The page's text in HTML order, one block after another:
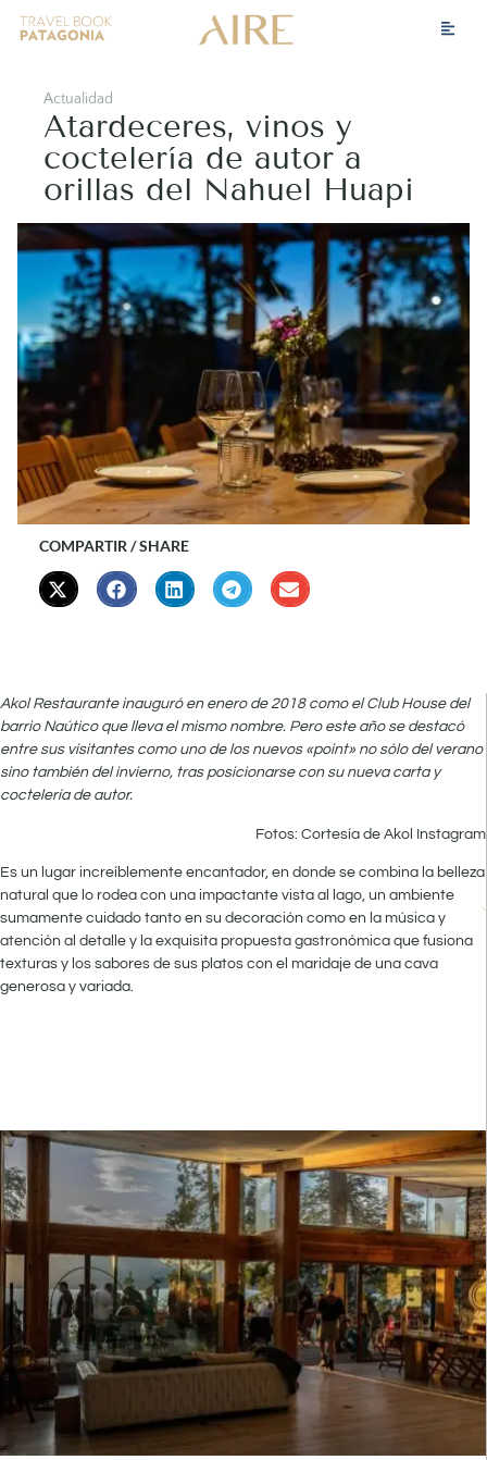
Actualidad
Atardeceres, vinos y
coctelería de autor a
orillas del Nahuel Huapi
COMPARTIR / SHARE
Akol Restaurante inauguró en enero de 2018 como el Club House del
barrio Naútico que lleva el mismo nombre. Pero este año se destacó
entre sus visitantes como uno de los nuevos «point» no sólo del verano
sino también del invierno, tras posicionarse con su nueva carta y
coctelería de autor.
Fotos: Cortesía de Akol Instagram
Es un lugar increíblemente encantador, en donde se combina la belleza
natural que lo rodea con una impactante vista al lago, un ambiente
sumamente cuidado tanto en su decoración como en la música y
atención al detalle y la exquisita propuesta gastronómica que fusiona
texturas y los sabores de sus platos con el maridaje de una cava
generosa y variada.